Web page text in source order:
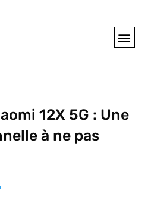
12X 5G : Une
à ne pas